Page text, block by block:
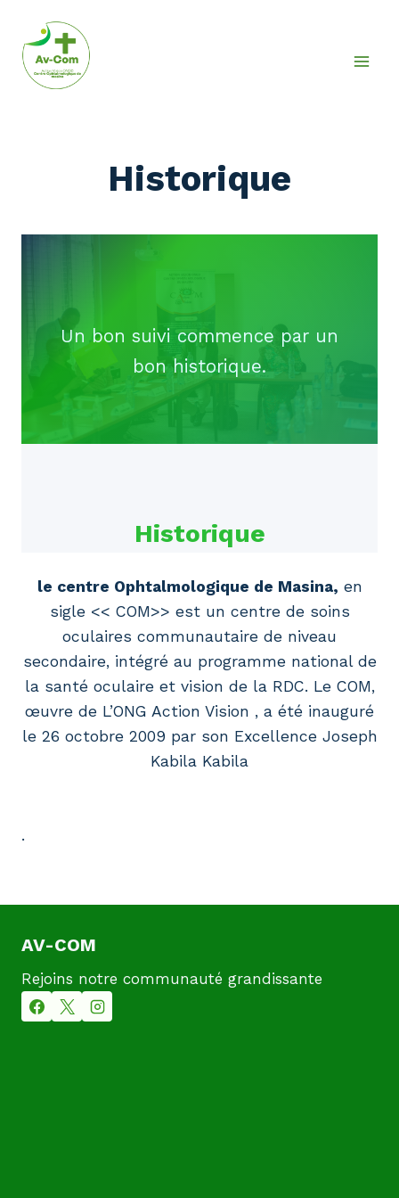
contenu
Historique
Un bon suivi commence par un
bon historique.
Historique
le centre Ophtalmologique de Masina, en
sigle << COM>> est un centre de soins
oculaires communautaire de niveau
secondaire, intégré au programme national de
la santé oculaire et vision de la RDC. Le COM,
œuvre de L’ONG Action Vision , a été inauguré
le 26 octobre 2009 par son Excellence Joseph
Kabila Kabila
.
AV-COM
Rejoins notre communauté grandissante